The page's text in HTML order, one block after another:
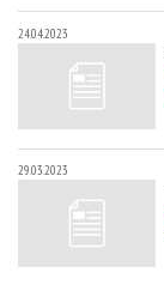
24.04.2023
29.03.2023